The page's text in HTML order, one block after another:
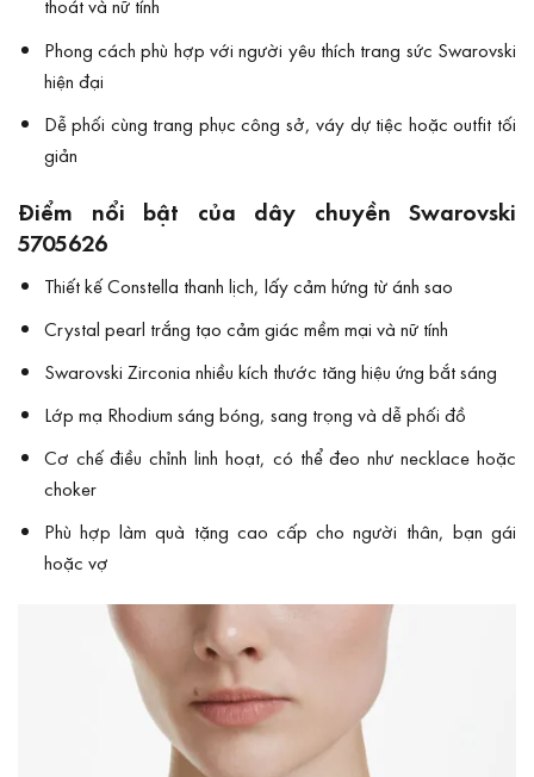
thoát và nữ tính
Phong cách phù hợp với người yêu thích trang sức Swarovski
hiện đại
Dễ phối cùng trang phục công sở, váy dự tiệc hoặc outfit tối
giản
Điểm nổi bật của dây chuyền Swarovski
5705626
Thiết kế Constella thanh lịch, lấy cảm hứng từ ánh sao
Crystal pearl trắng tạo cảm giác mềm mại và nữ tính
Swarovski Zirconia nhiều kích thước tăng hiệu ứng bắt sáng
Lớp mạ Rhodium sáng bóng, sang trọng và dễ phối đồ
Cơ chế điều chỉnh linh hoạt, có thể đeo như necklace hoặc
choker
Phù hợp làm quà tặng cao cấp cho người thân, bạn gái
hoặc vợ